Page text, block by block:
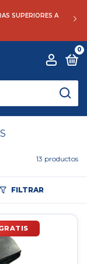
SUPERIORES A
0
13 productos
FILTRAR